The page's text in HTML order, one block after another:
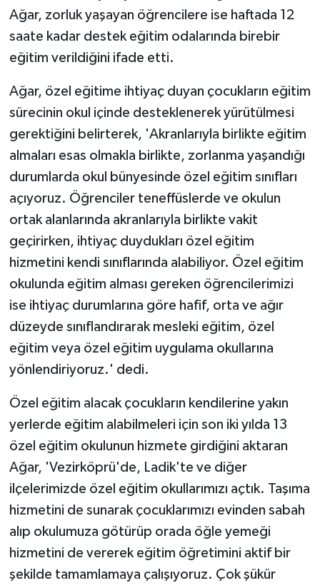
Ağar, zorluk yaşayan öğrencilere ise haftada 12
saate kadar destek eğitim odalarında birebir
eğitim verildiğini ifade etti.
Ağar, özel eğitime ihtiyaç duyan çocukların eğitim
sürecinin okul içinde desteklenerek yürütülmesi
gerektiğini belirterek, 'Akranlarıyla birlikte eğitim
almaları esas olmakla birlikte, zorlanma yaşandığı
durumlarda okul bünyesinde özel eğitim sınıfları
açıyoruz. Öğrenciler teneffüslerde ve okulun
ortak alanlarında akranlarıyla birlikte vakit
geçirirken, ihtiyaç duydukları özel eğitim
hizmetini kendi sınıflarında alabiliyor. Özel eğitim
okulunda eğitim alması gereken öğrencilerimizi
ise ihtiyaç durumlarına göre hafif, orta ve ağır
düzeyde sınıflandırarak mesleki eğitim, özel
eğitim veya özel eğitim uygulama okullarına
yönlendiriyoruz.' dedi.
Özel eğitim alacak çocukların kendilerine yakın
yerlerde eğitim alabilmeleri için son iki yılda 13
özel eğitim okulunun hizmete girdiğini aktaran
Ağar, 'Vezirköprü'de, Ladik'te ve diğer
ilçelerimizde özel eğitim okullarımızı açtık. Taşıma
hizmetini de sunarak çocuklarımızı evinden sabah
alıp okulumuza götürüp orada öğle yemeği
hizmetini de vererek eğitim öğretimini aktif bir
şekilde tamamlamaya çalışıyoruz. Çok şükür